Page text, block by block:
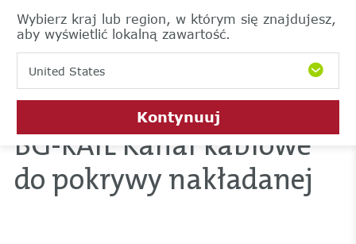
Wybierz kraj lub region, w którym się znajdujesz,
aby wyświetlić lokalną zawartość.
United States
Kontynuuj
BG-RAIL Kanał kablowe
do pokrywy nakładanej